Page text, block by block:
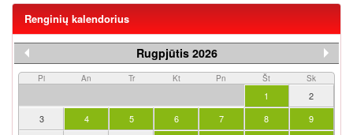
Renginių kalendorius
Rugpjūtis 2026
Pi An Tr Kt Pn Št Sk
1
2
3
4 5 6 7 8
9